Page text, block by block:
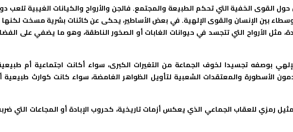
القوى الخفية التي تحكم الطبيعة والمجتمع. فالجن والأرواح والكيانات الغيبية تلعب
بين الإنسان والقوى الإلهية. في بعض الأساطير، يحكى عن كائنات بشرية مسخت لكنها
مثل الأرواح التي تتجسد في حيوانات الغابات أو الصخور الناطقة، وهو ما يضفي على
بوصفه تجسيدا لخوف الجماعة من التغيرات الكبرى، سواء أكانت اجتماعية أم
الأسطورة والمعتقدات الشعبية لتأويل الظواهر الغامضة، سواء كانت كوارث طبيعية
رمزي للعقاب الجماعي الذي يعكس أزمات تاريخية، كحروب الإبادة أو المجاعات التي